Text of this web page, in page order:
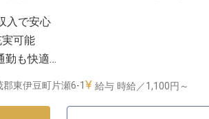
完備しており、通勤のストレスを軽減
一緒に成長していきましょう。
入で安心
可能
勤も快適
心を育む
東伊豆町片瀬6-1 給与 時給／1,100円～